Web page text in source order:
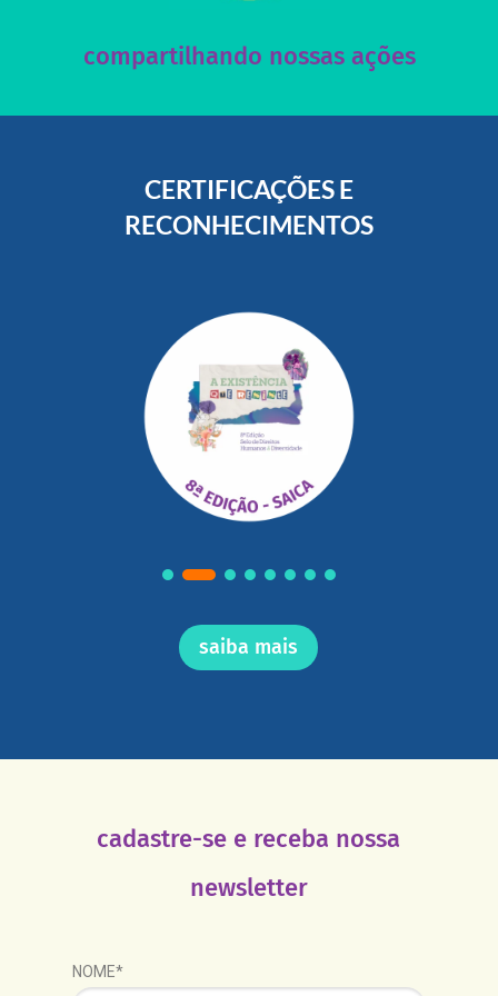
compartilhando nossas ações
Acesse nossas redes sociais e nos ajude compartilhando
CERTIFICAÇÕES E
RECONHECIMENTOS
saiba mais
cadastre-se e receba nossa
newsletter
NOME*